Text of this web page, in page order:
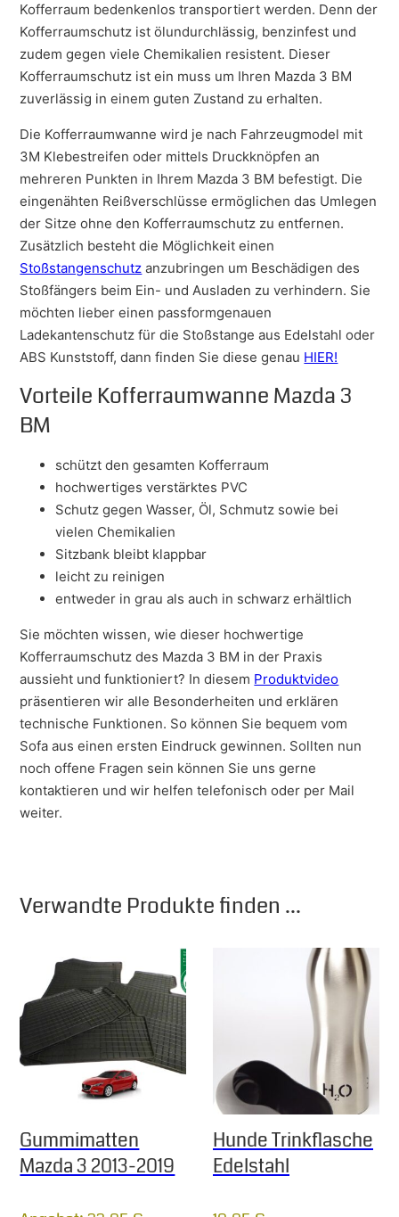
Kofferraum bedenkenlos transportiert werden. Denn der
Kofferraumschutz ist ölundurchlässig, benzinfest und
zudem gegen viele Chemikalien resistent. Dieser
Kofferraumschutz ist ein muss um Ihren Mazda 3 BM
zuverlässig in einem guten Zustand zu erhalten.
Die Kofferraumwanne wird je nach Fahrzeugmodel mit
3M Klebestreifen oder mittels Druckknöpfen an
mehreren Punkten in Ihrem Mazda 3 BM befestigt. Die
eingenähten Reißverschlüsse ermöglichen das Umlegen
der Sitze ohne den Kofferraumschutz zu entfernen.
Zusätzlich besteht die Möglichkeit einen
Stoßstangenschutz anzubringen um Beschädigen des
Stoßfängers beim Ein- und Ausladen zu verhindern. Sie
möchten lieber einen passformgenauen
Ladekantenschutz für die Stoßstange aus Edelstahl oder
ABS Kunststoff, dann finden Sie diese genau HIER!
Vorteile Kofferraumwanne Mazda 3
BM
schützt den gesamten Kofferraum
hochwertiges verstärktes PVC
Schutz gegen Wasser, Öl, Schmutz sowie bei
vielen Chemikalien
Sitzbank bleibt klappbar
leicht zu reinigen
entweder in grau als auch in schwarz erhältlich
Sie möchten wissen, wie dieser hochwertige
Kofferraumschutz des Mazda 3 BM in der Praxis
aussieht und funktioniert? In diesem Produktvideo
präsentieren wir alle Besonderheiten und erklären
technische Funktionen. So können Sie bequem vom
Sofa aus einen ersten Eindruck gewinnen. Sollten nun
noch offene Fragen sein können Sie uns gerne
kontaktieren und wir helfen telefonisch oder per Mail
weiter.
Verwandte Produkte finden ...
Gummimatten
Mazda 3 2013-2019
Hunde Trinkflasche
Edelstahl